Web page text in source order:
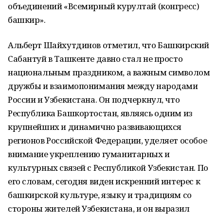
объединений «Всемирный курултай (конгресс)
башкир».
Альберт Шайхутдинов отметил, что Башкирский
Сабантуй в Ташкенте давно стал не просто
национальным праздником, а важным символом
дружбы и взаимопонимания между народами
России и Узбекистана. Он подчеркнул, что
Республика Башкортостан, являясь одним из
крупнейших и динамично развивающихся
регионов Российской Федерации, уделяет особое
внимание укреплению гуманитарных и
культурных связей с Республикой Узбекистан. По
его словам, сегодня виден искренний интерес к
башкирской культуре, языку и традициям со
стороны жителей Узбекистана, и он выразил